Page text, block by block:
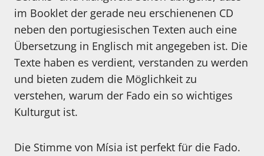
im Booklet der gerade neu erschienenen CD
neben den portugiesischen Texten auch eine
Übersetzung in Englisch mit angegeben ist. Die
Texte haben es verdient, verstanden zu werden
und bieten zudem die Möglichkeit zu
verstehen, warum der Fado ein so wichtiges
Kulturgut ist.
Die Stimme von Mísia ist perfekt für die Fado.